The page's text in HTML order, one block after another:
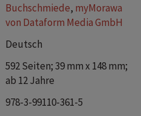
Buchschmiede, myMorawa
von Dataform Media GmbH
Deutsch
592 Seiten; 39 mm x 148 mm;
ab 12 Jahre
978-3-99110-361-5